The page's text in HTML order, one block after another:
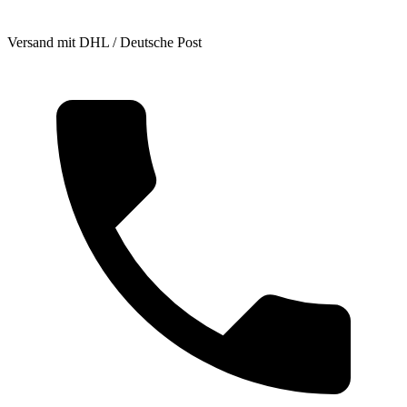
Versand mit DHL / Deutsche Post